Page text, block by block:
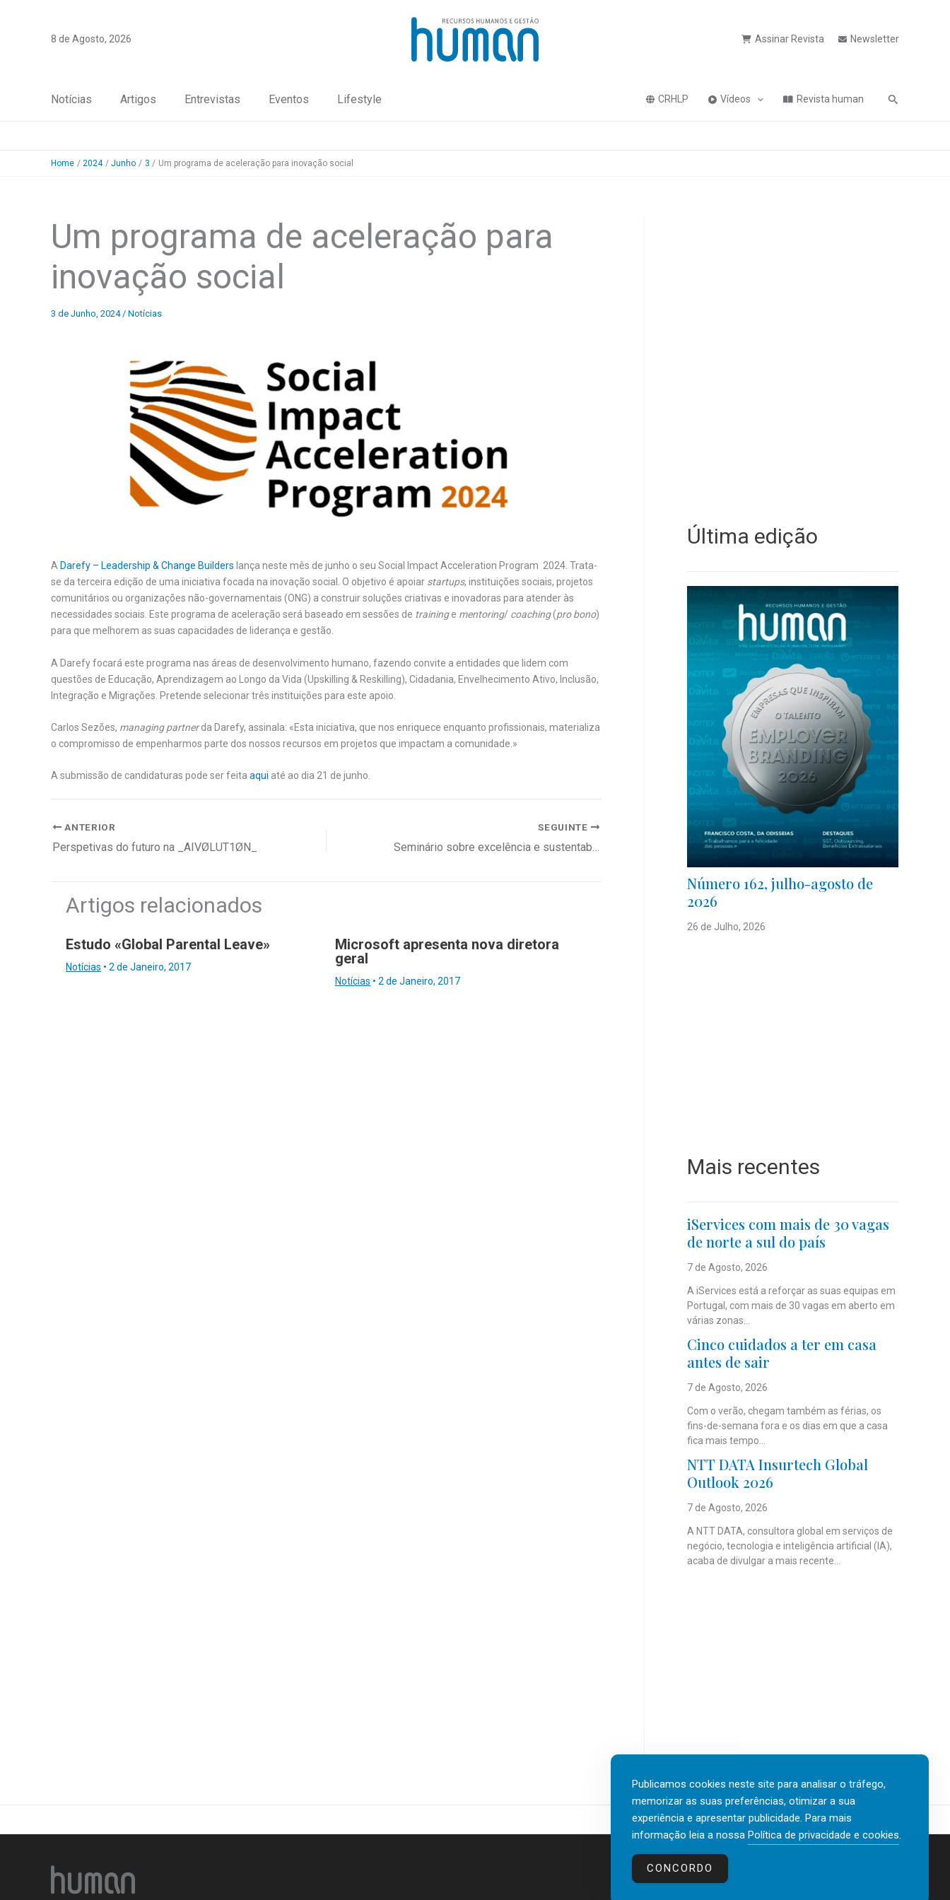
8 de Agosto, 2026 Assinar Revista Newsletter
Notícias Artigos Entrevistas Eventos Lifestyle CRHLP Vídeos Revista human Pesquisa
Home 2024 Junho 3 Um programa de aceleração para inovação social
Um programa de aceleração para
inovação social
3 de Junho, 2024 / Notícias
A Darefy – Leadership & Change Builders lança neste mês de junho o seu Social Impact Acceleration Program 2024. Trata-
se da terceira edição de uma iniciativa focada na inovação social. O objetivo é apoiar startups, instituições sociais, projetos
comunitários ou organizações não-governamentais (ONG) a construir soluções criativas e inovadoras para atender às
necessidades sociais. Este programa de aceleração será baseado em sessões de traininge mentoring/ coaching(pro bono)
para que melhorem as suas capacidades de liderança e gestão.
A Darefy focará este programa nas áreas de desenvolvimento humano, fazendo convite a entidades que lidem com
questões de Educação, Aprendizagem ao Longo da Vida (Upskilling & Reskilling), Cidadania, Envelhecimento Ativo, Inclusão,
Integração e Migrações. Pretende selecionar três instituições para este apoio.
Carlos Sezões, managing partnerda Darefy, assinala: «Esta iniciativa, que nos enriquece enquanto profissionais, materializa
o compromisso de empenharmos parte dos nossos recursos em projetos que impactam a comunidade.»
A submissão de candidaturas pode ser feita aqui até ao dia 21 de junho.
ANTERIOR
Perspetivas do futuro na _AIVØLUT1ØN_
SEGUINTE
Seminário sobre excelência e sustentabilidade na gestão pública
Artigos relacionados
Estudo «Global Parental Leave»
Notícias • 2 de Janeiro, 2017
Microsoft apresenta nova diretora
geral
Notícias • 2 de Janeiro, 2017
Última edição
Número 162, julho-agosto de
2026
26 de Julho, 2026
Mais recentes
iServices com mais de 30 vagas
de norte a sul do país
7 de Agosto, 2026
A iServices está a reforçar as suas equipas em
Portugal, com mais de 30 vagas em aberto em
várias zonas...
Cinco cuidados a ter em casa
antes de sair
7 de Agosto, 2026
Com o verão, chegam também as férias, os
fins-de-semana fora e os dias em que a casa
fica mais tempo...
NTT DATA Insurtech Global
Outlook 2026
7 de Agosto, 2026
A NTT DATA, consultora global em serviços de
negócio, tecnologia e inteligência artificial (IA),
acaba de divulgar a mais recente...
Contactos
Publicamos cookies neste site para analisar o tráfego,
memorizar as suas preferências, otimizar a sua
experiência e apresentar publicidade. Para mais
informação leia a nossa Política de privacidade e cookies.
CONCORDO